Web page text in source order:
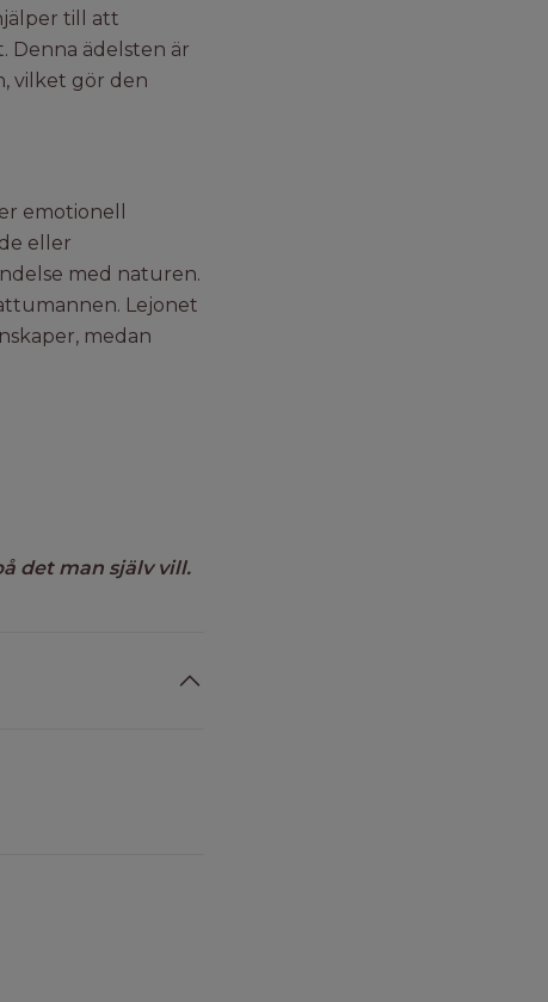
till att
Denna ädelsten är
vilket gör den
emotionell
eller
med naturen.
Lejonet
medan
det man själv vill.